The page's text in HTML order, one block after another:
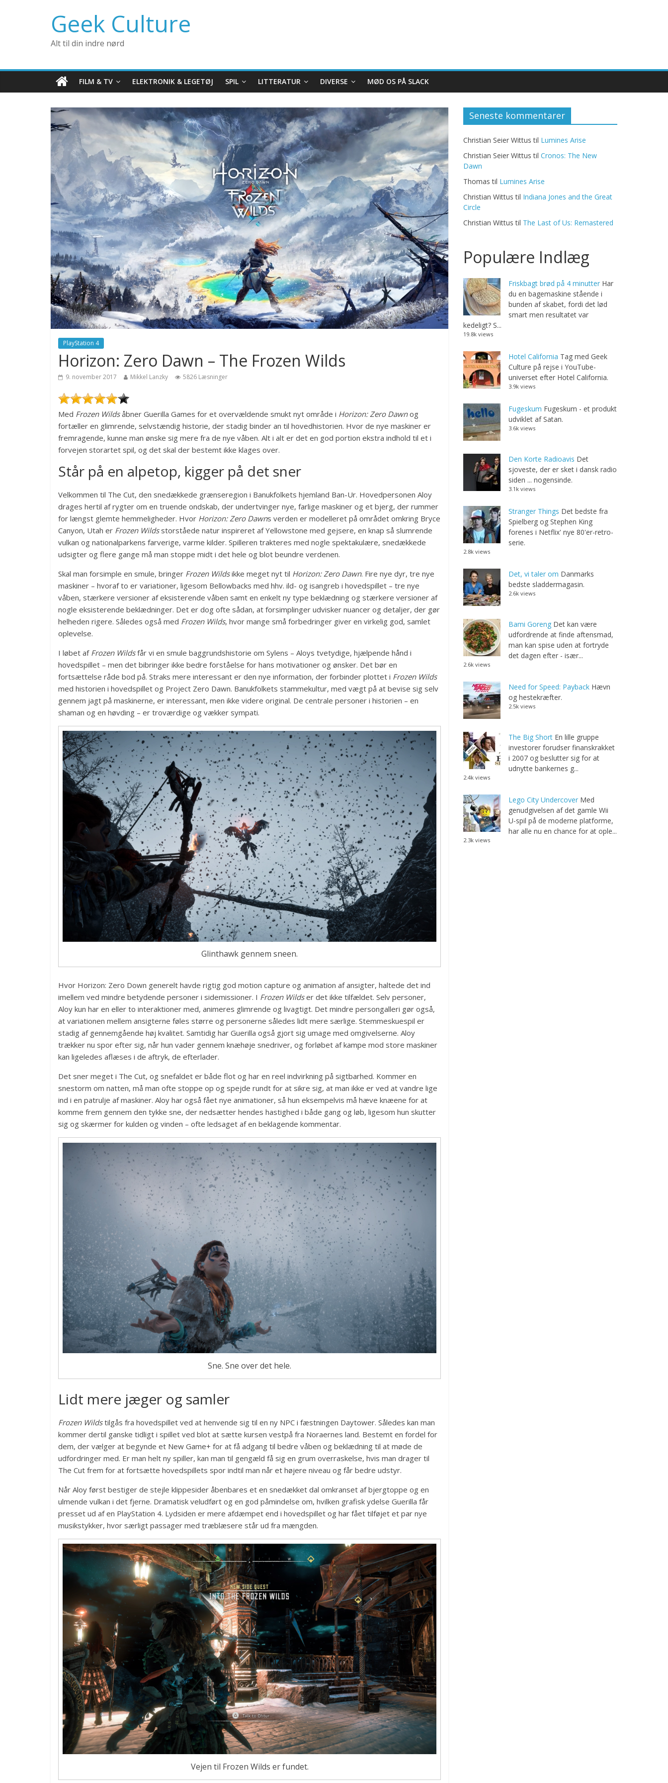
Geek Culture
Alt til din indre nørd
FILM & TV ELEKTRONIK & LEGETØJ SPIL LITTERATUR DIVERSE MØD OS PÅ SLACK
PlayStation 4
Horizon: Zero Dawn – The Frozen Wilds
9. november 2017 Mikkel Lanzky 5826 Læsninger
Med Frozen Wildsåbner Guerilla Games for et overvældende smukt nyt område i Horizon: Zero Dawnog
fortæller en glimrende, selvstændig historie, der stadig binder an til hovedhistorien. Hvor de nye maskiner er
fremragende, kunne man ønske sig mere fra de nye våben. Alt i alt er det en god portion ekstra indhold til et i
forvejen storartet spil, og det skal der bestemt ikke klages over.
Står på en alpetop, kigger på det sner
Velkommen til The Cut, den snedækkede grænseregion i Banukfolkets hjemland Ban-Ur. Hovedpersonen Aloy
drages hertil af rygter om en truende ondskab, der undertvinger nye, farlige maskiner og et bjerg, der rummer
for længst glemte hemmeligheder. Hvor Horizon: Zero Dawns verden er modelleret på området omkring Bryce
Canyon, Utah er Frozen Wildsstorståede natur inspireret af Yellowstone med gejsere, en knap så slumrende
vulkan og nationalparkens farverige, varme kilder. Spilleren trakteres med nogle spektakulære, snedækkede
udsigter og flere gange må man stoppe midt i det hele og blot beundre verdenen.
Skal man forsimple en smule, bringer Frozen Wildsikke meget nyt til Horizon: Zero Dawn. Fire nye dyr, tre nye
maskiner – hvoraf to er variationer, ligesom Bellowbacks med hhv. ild- og isangreb i hovedspillet – tre nye
våben, stærkere versioner af eksisterende våben samt en enkelt ny type beklædning og stærkere versioner af
nogle eksisterende beklædninger. Det er dog ofte sådan, at forsimplinger udvisker nuancer og detaljer, der gør
helheden rigere. Således også med Frozen Wilds, hvor mange små forbedringer giver en virkelig god, samlet
oplevelse.
I løbet af Frozen Wildsfår vi en smule baggrundshistorie om Sylens – Aloys tvetydige, hjælpende hånd i
hovedspillet – men det bibringer ikke bedre forståelse for hans motivationer og ønsker. Det bør en
fortsættelse råde bod på. Straks mere interessant er den nye information, der forbinder plottet i Frozen Wilds
med historien i hovedspillet og Project Zero Dawn. Banukfolkets stammekultur, med vægt på at bevise sig selv
gennem jagt på maskinerne, er interessant, men ikke videre original. De centrale personer i historien – en
shaman og en høvding – er troværdige og vækker sympati.
Glinthawk gennem sneen.
Hvor Horizon: Zero Down generelt havde rigtig god motion capture og animation af ansigter, haltede det ind
imellem ved mindre betydende personer i sidemissioner. I Frozen Wildser det ikke tilfældet. Selv personer,
Aloy kun har en eller to interaktioner med, animeres glimrende og livagtigt. Det mindre persongalleri gør også,
at variationen mellem ansigterne føles større og personerne således lidt mere særlige. Stemmeskuespil er
stadig af gennemgående høj kvalitet. Samtidig har Guerilla også gjort sig umage med omgivelserne. Aloy
trækker nu spor efter sig, når hun vader gennem knæhøje snedriver, og forløbet af kampe mod store maskiner
kan ligeledes aflæses i de aftryk, de efterlader.
Det sner meget i The Cut, og snefaldet er både flot og har en reel indvirkning på sigtbarhed. Kommer en
snestorm om natten, må man ofte stoppe op og spejde rundt for at sikre sig, at man ikke er ved at vandre lige
ind i en patrulje af maskiner. Aloy har også fået nye animationer, så hun eksempelvis må hæve knæene for at
komme frem gennem den tykke sne, der nedsætter hendes hastighed i både gang og løb, ligesom hun skutter
sig og skærmer for kulden og vinden – ofte ledsaget af en beklagende kommentar.
Sne. Sne over det hele.
Lidt mere jæger og samler
Frozen Wildstilgås fra hovedspillet ved at henvende sig til en ny NPC i fæstningen Daytower. Således kan man
kommer dertil ganske tidligt i spillet ved blot at sætte kursen vestpå fra Noraernes land. Bestemt en fordel for
dem, der vælger at begynde et New Game+ for at få adgang til bedre våben og beklædning til at møde de
udfordringer med. Er man helt ny spiller, kan man til gengæld få sig en grum overraskelse, hvis man drager til
The Cut frem for at fortsætte hovedspillets spor indtil man når et højere niveau og får bedre udstyr.
Når Aloy først bestiger de stejle klippesider åbenbares et en snedækket dal omkranset af bjergtoppe og en
ulmende vulkan i det fjerne. Dramatisk veludført og en god påmindelse om, hvilken grafisk ydelse Guerilla får
presset ud af en PlayStation 4. Lydsiden er mere afdæmpet end i hovedspillet og har fået tilføjet et par nye
musikstykker, hvor særligt passager med træblæsere står ud fra mængden.
Vejen til Frozen Wilds er fundet.
Seneste kommentarer
Christian Seier Wittus til Lumines Arise
Christian Seier Wittus til Cronos: The New
Dawn
Thomas til Lumines Arise
Christian Wittus til Indiana Jones and the Great
Circle
Christian Wittus til The Last of Us: Remastered
Populære Indlæg
Friskbagt brød på 4 minutter Har
du en bagemaskine stående i
bunden af skabet, fordi det lød
smart men resultatet var
kedeligt? S...
19.8k views
Hotel California Tag med Geek
Culture på rejse i YouTube-
universet efter Hotel California.
3.9k views
Fugeskum Fugeskum - et produkt
udviklet af Satan.
3.6k views
Den Korte Radioavis Det
sjoveste, der er sket i dansk radio
siden ... nogensinde.
3.1k views
Stranger Things Det bedste fra
Spielberg og Stephen King
forenes i Netflix' nye 80'er-retro-
serie.
2.8k views
Det, vi taler om Danmarks
bedste sladdermagasin.
2.6k views
Bami Goreng Det kan være
udfordrende at finde aftensmad,
man kan spise uden at fortryde
det dagen efter - især...
2.6k views
Need for Speed: Payback Hævn
og hestekræfter.
2.5k views
The Big Short En lille gruppe
investorer forudser finanskrakket
i 2007 og beslutter sig for at
udnytte bankernes g...
2.4k views
Lego City Undercover Med
genudgivelsen af det gamle Wii
U-spil på de moderne platforme,
har alle nu en chance for at ople...
2.3k views